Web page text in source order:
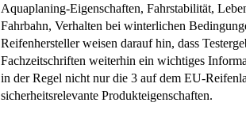
Aquaplaning-Eigenschaften, Fahrstabilität,
Fahrbahn, Verhalten bei winterlichen
Reifenhersteller weisen darauf hin, dass
Fachzeitschriften weiterhin ein wichtiges
in der Regel nicht nur die 3 auf dem EU-
sicherheitsrelevante Produkteigenschaften.